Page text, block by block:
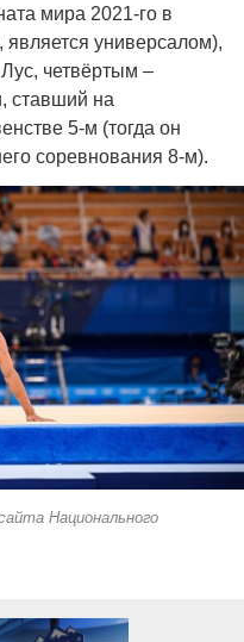
мира 2021-го в
является универсалом),
четвёртым –
ставший на
5-м (тогда он
соревнования 8-м).
Национального